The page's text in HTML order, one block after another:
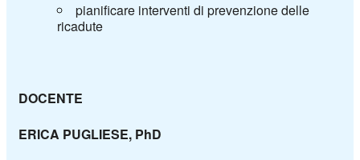
pianificare interventi di prevenzione delle
ricadute
DOCENTE
ERICA PUGLIESE, PhD